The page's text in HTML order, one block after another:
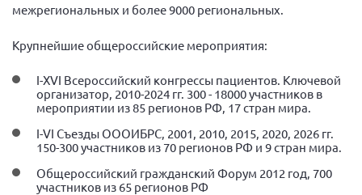
межрегиональных и более 9000 региональных.
Крупнейшие общероссийские мероприятия:
I-XVI Всероссийский конгрессы пациентов. Ключевой
организатор, 2010-2024 гг. 300 - 18000 участников в
мероприятии из 85 регионов РФ, 17 стран мира.
I-VI Съезды ОООИБРС, 2001, 2010, 2015, 2020, 2026 гг.
150-300 участников из 70 регионов РФ и 9 стран мира.
Общероссийский гражданский Форум 2012 год, 700
участников из 65 регионов РФ